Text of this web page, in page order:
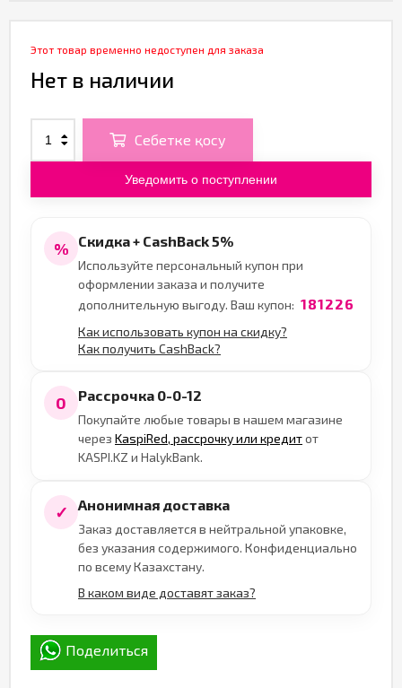
Этот товар временно недоступен для заказа
Нет в наличии
Себетке қосу
Уведомить о поступлении
% Скидка + CashBack 5%
Используйте персональный купон при
оформлении заказа и получите
дополнительную выгоду. Ваш купон: 181226
Как использовать купон на скидку?
Как получить CashBack?
0 Рассрочка 0-0-12
Покупайте любые товары в нашем магазине
через KaspiRed, рассрочку или кредитот
KASPI.KZ и HalykBank.
✓ Анонимная доставка
Заказ доставляется в нейтральной упаковке,
без указания содержимого. Конфиденциально
по всему Казахстану.
В каком виде доставят заказ?
Поделиться